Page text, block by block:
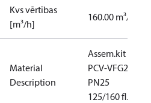
Kvs vērtības
[m³/h]
160.00 m³/h
Material
Description
Assem.kit
PCV-VFG21
PN25
125/160 fl.